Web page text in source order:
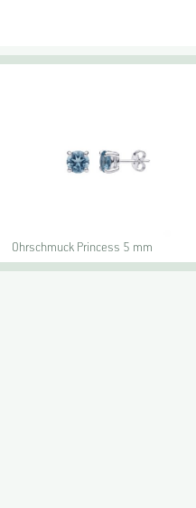
Ohrschmuck Princess 5 mm